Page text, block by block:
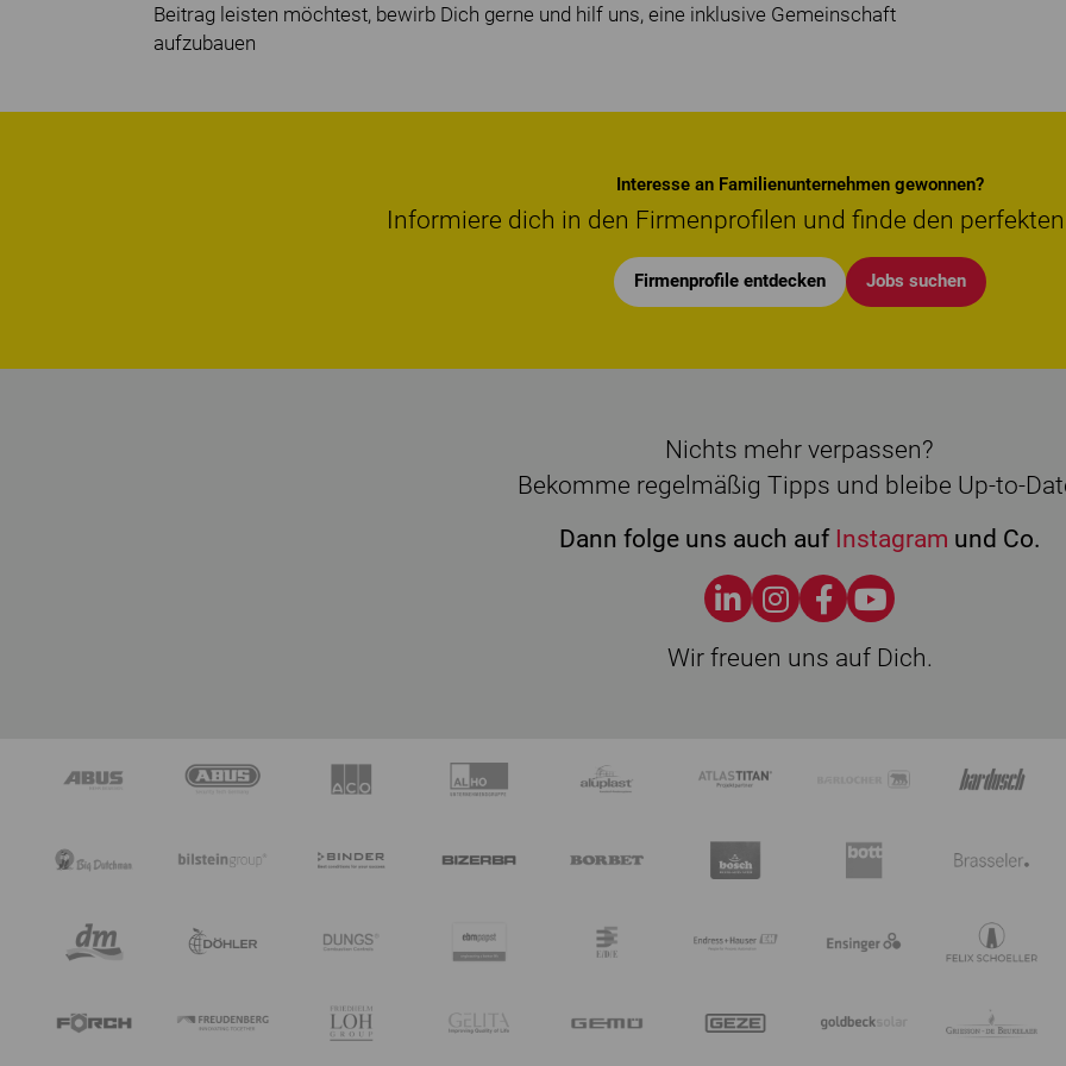
Beitrag leisten möchtest, bewirb Dich gerne und hilf uns, eine inklusive Gemeinschaft
aufzubauen
Interesse an Familienunternehmen gewonnen?
Informiere dich in den Firmenprofilen und finde den
Firmenprofile entdecken Jobs suchen
Nichts mehr verpassen?
Bekomme regelmäßig Tipps und bleibe Up-to-
Dann folge uns auch auf Instagram und Co.
Wir freuen uns auf Dich.